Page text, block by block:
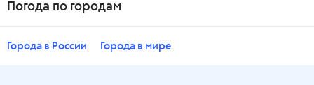
Погода по городам
Города в России Города в мире